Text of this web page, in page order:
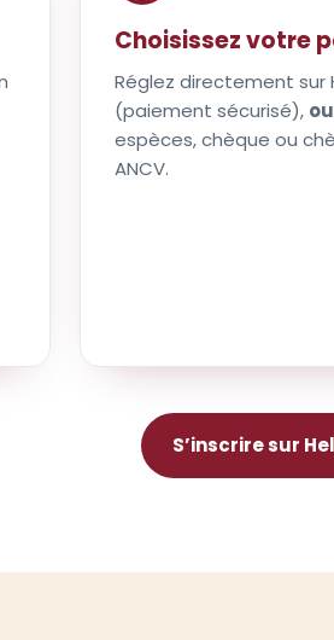
Choisissez votre
Réglez directement sur
(paiement sécurisé), ou
espèces, chèque ou
ANCV.
S’inscrire sur